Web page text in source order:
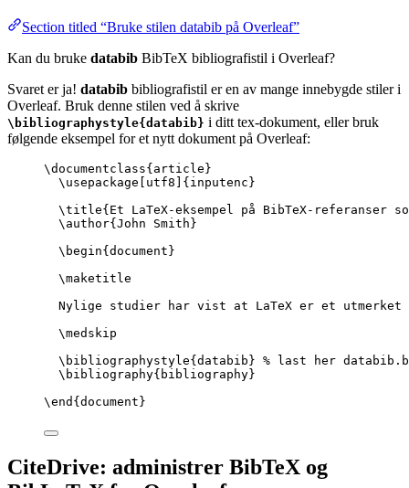
Section titled “Bruke stilen databib på Overleaf”
Kan du bruke databib BibTeX bibliografistil i Overleaf?
Svaret er ja! databib bibliografistil er en av mange innebygde stiler i
Overleaf. Bruk denne stilen ved å skrive
\bibliographystyle{databib} i ditt tex-dokument, eller bruk
følgende eksempel for et nytt dokument på Overleaf:
\documentclass{ article }
\usepackage
utf8 ]{ inputenc }
\title{Et LaTeX-eksempel på BibTeX-
\author{John Smith}
\begin{ document }
\maketitle
Nylige studier har vist at LaTeX er et utmerket
\medskip
\bibliographystyle{databib} % last her
\bibliography{bibliography}
\end { document }
CiteDrive: administrer BibTeX og